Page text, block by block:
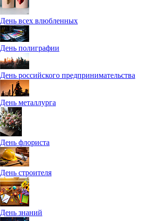
День всех влюбленных
День полиграфии
День российского предпринимательства
День металлурга
День флориста
День строителя
День знаний